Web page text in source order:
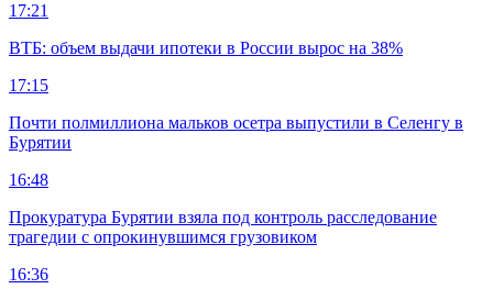
17:21
ВТБ: объем выдачи ипотеки в России вырос на 38%
17:15
Почти полмиллиона мальков осетра выпустили в Селенгу в
Бурятии
16:48
Прокуратура Бурятии взяла под контроль расследование
трагедии с опрокинувшимся грузовиком
16:36